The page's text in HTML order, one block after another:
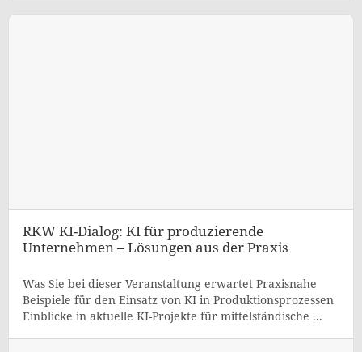
RKW KI-Dialog: KI für produzierende
Unternehmen – Lösungen aus der Praxis
Was Sie bei dieser Veranstaltung erwartet Praxisnahe
Beispiele für den Einsatz von KI in Produktionsprozessen
Einblicke in aktuelle KI-Projekte für mittelständische ...